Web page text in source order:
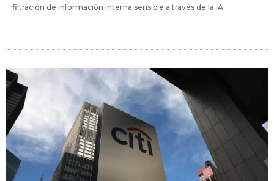
filtración de información interna sensible a través de la IA.